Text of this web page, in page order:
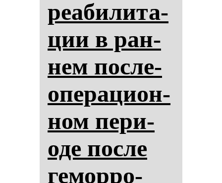
ре­аби­ли­та­
ции в ран­
нем пос­ле­
опе­ра­ци­он­
ном пе­ри­
оде пос­ле
ге­мор­ро­